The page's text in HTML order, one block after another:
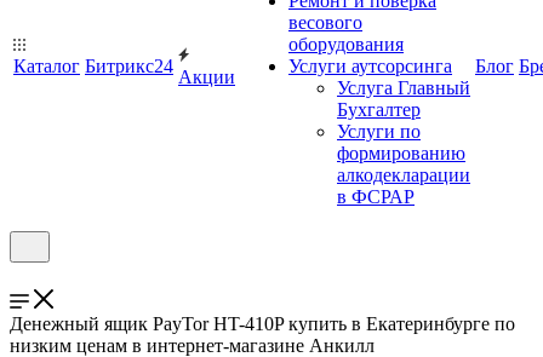
Каталог Битрикс24
Акции
весового
оборудования
Услуги аутсорсинга
Услуга Главный
Бухгалтер
Услуги по
формированию
алкодекларации
в ФСРАР
Блог
Денежный ящик PayTor HT-410P купить в Екатеринбурге по
низким ценам в интернет-магазине Анкилл